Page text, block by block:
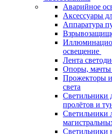
Аварийное
Аксессуары
Аппаратура
освещение
Лента
Опоры, мачты
Прожекторы и
света
Светильники
пролётов и
Светильники
Светильники